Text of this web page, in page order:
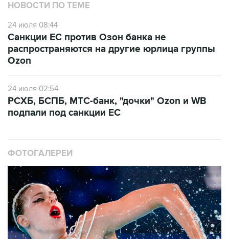
НОВОСТИ ПО ТЕМЕ
24 июля 08:44
Санкции ЕС против Озон банка не
распространяются на другие юрлица группы
Ozon
24 июля 02:54
РСХБ, БСПБ, МТС-банк, "дочки" Ozon и WB
подпали под санкции ЕС
ФОТОГАЛЕРЕИ